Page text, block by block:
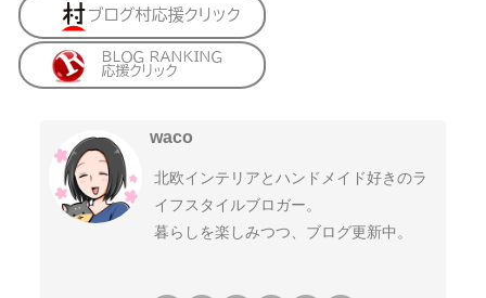
waco
北欧インテリアとハンドメイド好きのラ
イフスタイルブロガー。
暮らしを楽しみつつ、ブログ更新中。